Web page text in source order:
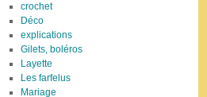
crochet
Déco
explications
Gilets, boléros
Layette
Les farfelus
Mariage